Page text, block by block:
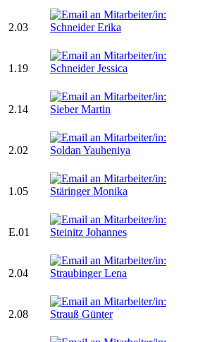
2.03
1.19
2.14
2.02
1.05
E.01
2.04
2.08